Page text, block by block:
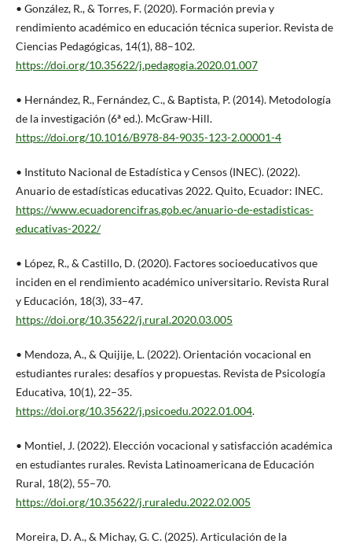
• González, R., & Torres, F. (2020). Formación previa y
rendimiento académico en educación técnica superior. Revista de
Ciencias Pedagógicas, 14(1), 88–102.
https://doi.org/10.35622/j.pedagogia.2020.01.007
• Hernández, R., Fernández, C., & Baptista, P. (2014). Metodología
de la investigación (6ª ed.). McGraw-Hill.
https://doi.org/10.1016/B978-84-9035-123-2.00001-4
• Instituto Nacional de Estadística y Censos (INEC). (2022).
Anuario de estadísticas educativas 2022. Quito, Ecuador: INEC.
https://www.ecuadorencifras.gob.ec/anuario-de-estadisticas-
educativas-2022/
• López, R., & Castillo, D. (2020). Factores socioeducativos que
inciden en el rendimiento académico universitario. Revista Rural
y Educación, 18(3), 33–47.
https://doi.org/10.35622/j.rural.2020.03.005
• Mendoza, A., & Quijije, L. (2022). Orientación vocacional en
estudiantes rurales: desafíos y propuestas. Revista de Psicología
Educativa, 10(1), 22–35.
https://doi.org/10.35622/j.psicoedu.2022.01.004.
• Montiel, J. (2022). Elección vocacional y satisfacción académica
en estudiantes rurales. Revista Latinoamericana de Educación
Rural, 18(2), 55–70.
https://doi.org/10.35622/j.ruraledu.2022.02.005
Moreira, D. A., & Michay, G. C. (2025). Articulación de la